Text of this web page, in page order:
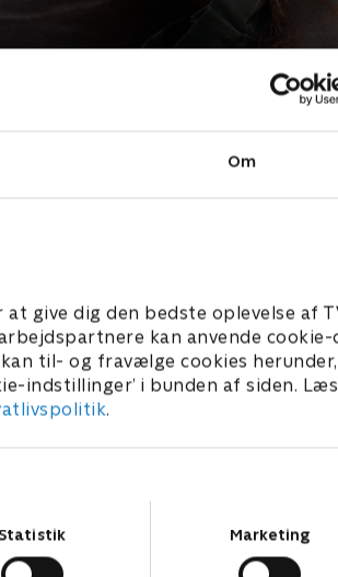
Om
give dig den bedste oplevelse af
kan anvende cookie-
til- og fravælge cookies
indstillinger’ i bunden af siden. Læs
.
Statistik Marketing